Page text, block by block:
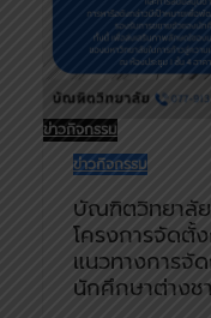
ข่าวกิจกรรม
ข่าวกิจกรรม
บัณฑิตวิทยาลั
โครงการจัดตั้
แนวทางการจั
นักศึกษาต่าง